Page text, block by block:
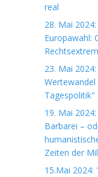
real
28. Mai
Europawahl:
23. Mai
Tagespolitik"
19. Mai
Barbarei –
Zeiten der
15.Mai